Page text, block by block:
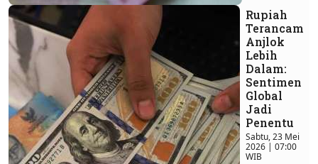
Rupiah
Terancam
Anjlok
Lebih
Dalam:
Sentimen
Global
Jadi
Penentu
Sabtu, 23 Mei
2026 | 07:00
WIB